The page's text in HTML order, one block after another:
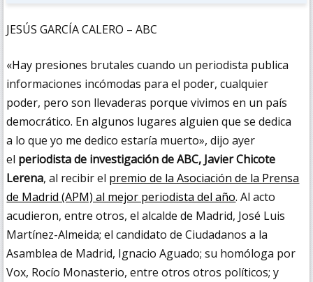
JESÚS GARCÍA CALERO – ABC
«Hay presiones brutales cuando un periodista publica
informaciones incómodas para el poder, cualquier
poder, pero son llevaderas porque vivimos en un país
democrático. En algunos lugares alguien que se dedica
a lo que yo me dedico estaría muerto», dijo ayer
el periodista de investigación de ABC, Javier Chicote
Lerena, al recibir el premio de la Asociación de la Prensa
de Madrid (APM) al mejor periodista del año. Al acto
acudieron, entre otros, el alcalde de Madrid, José Luis
Martínez-Almeida; el candidato de Ciudadanos a la
Asamblea de Madrid, Ignacio Aguado; su homóloga por
Vox, Rocío Monasterio, entre otros otros políticos; y